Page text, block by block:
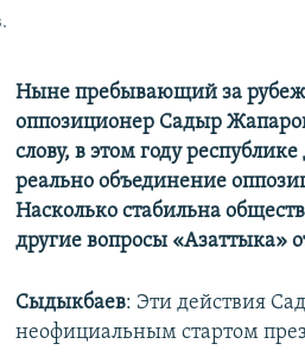
Ныне пребывающий за
оппозиционер Садыр
слову, в этом году
реально объединение
Насколько стабильна
другие вопросы «Азаттыка»
Сыдыкбаев: Эти действия
неофициальным стартом